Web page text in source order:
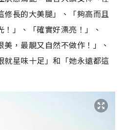
修長的大美腿」、「夠高而且
」、「確實好漂亮！」、
美，最靚又自然不做作！」、
就星味十足」和「她永遠都這